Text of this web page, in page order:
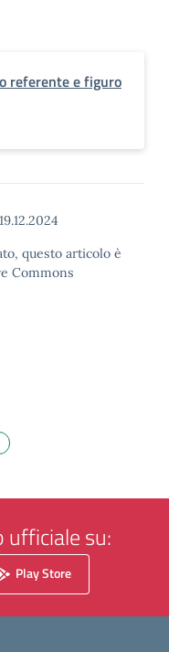
referente e figuro
19.12.2024
questo articolo è
Commons
ufficiale su:
Play Store